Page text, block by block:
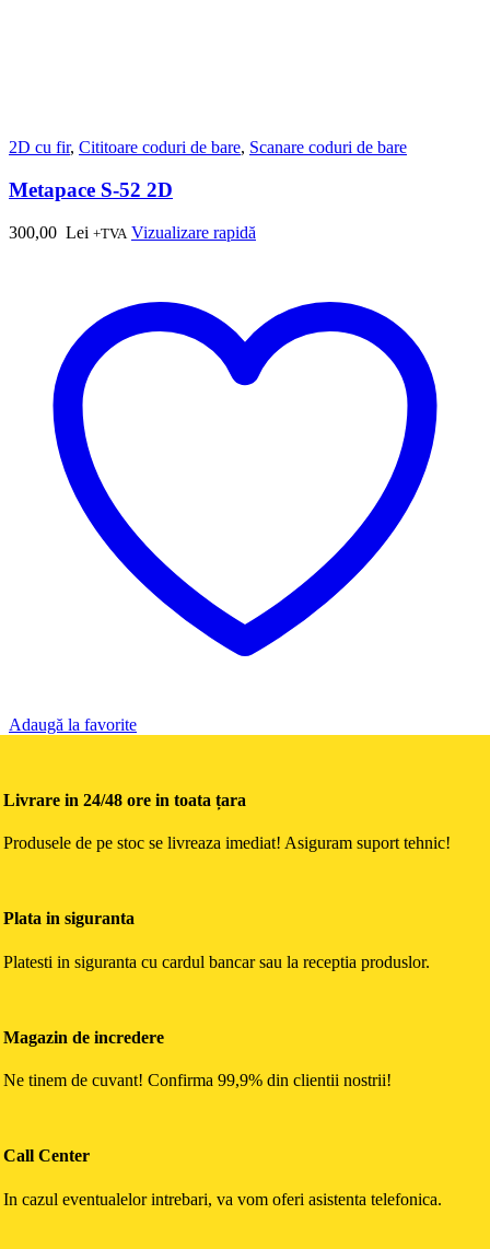
2D cu fir, Cititoare coduri de bare, Scanare coduri de bare
Metapace S-52 2D
300,00 Lei +TVA Vizualizare rapidă
Adaugă la favorite
Livrare in 24/48 ore in toata țara
Produsele de pe stoc se livreaza imediat! Asiguram suport tehnic!
Plata in siguranta
Platesti in siguranta cu cardul bancar sau la receptia produslor.
Magazin de incredere
Ne tinem de cuvant! Confirma 99,9% din clientii nostrii!
Call Center
In cazul eventualelor intrebari, va vom oferi asistenta telefonica.